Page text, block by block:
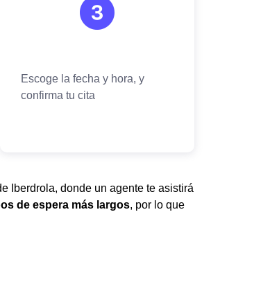
Iberdrola, donde un agente te asistirá
de espera más largos, por lo que